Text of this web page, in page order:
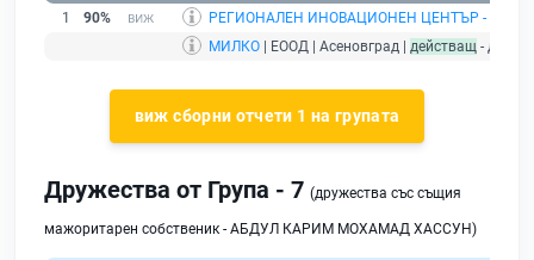
1
90%
РЕГИОНАЛЕН ИНОВАЦИОНЕН ЦЕНТЪР -
МИЛКО | ЕООД | Асеновград | действащ -
виж сборни отчети 1 на групата
Дружества от Група - 7 (дружества със същия
мажоритарен собственик - АБДУЛ КАРИМ МОХАМАД ХАССУН)